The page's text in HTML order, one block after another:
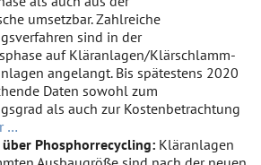
umsetzbar. Zahlreiche
sind in der
auf Kläranlagen/Klärschlamm-
angelangt. Bis spätestens 2020
Daten sowohl zum
als auch zur Kostenbetrachtung
…
Phosphorrecycling: Kläranlagen